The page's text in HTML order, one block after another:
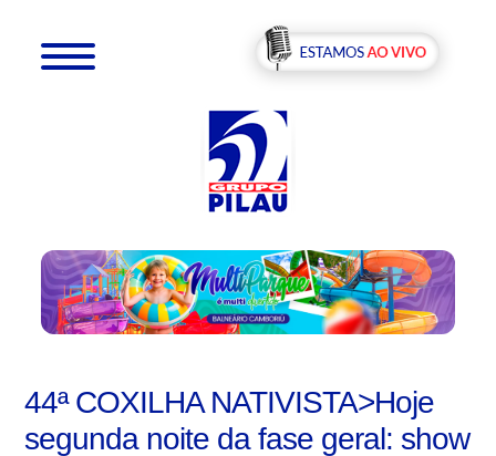
44ª COXILHA NATIVISTA>Hoje
segunda noite da fase geral: show